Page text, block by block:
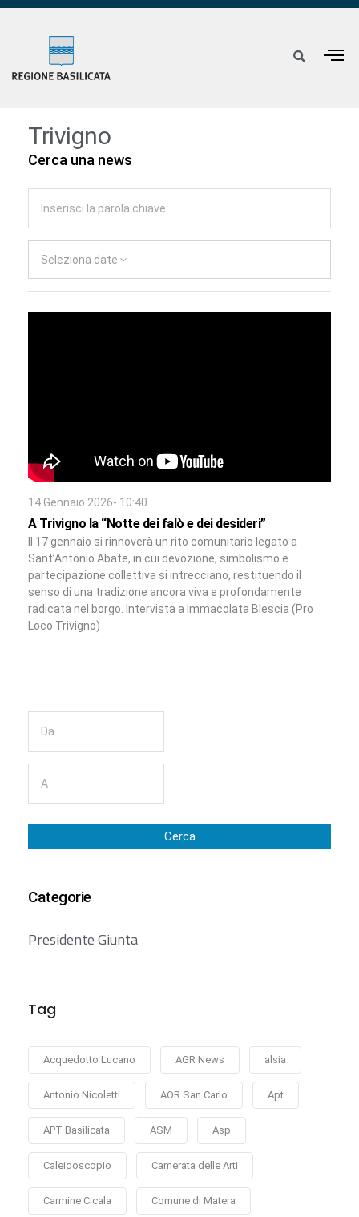
Trivigno
Cerca una news
Seleziona date
14 Gennaio 2026- 10:40
A Trivigno la “Notte dei falò e dei desideri”
Il 17 gennaio si rinnoverà un rito comunitario legato a
Sant’Antonio Abate, in cui devozione, simbolismo e
partecipazione collettiva si intrecciano, restituendo il
senso di una tradizione ancora viva e profondamente
radicata nel borgo. Intervista a Immacolata Blescia (Pro
Loco Trivigno)
Cerca
Categorie
Presidente Giunta
Tag
Acquedotto Lucano AGR News alsia
Antonio Nicoletti AOR San Carlo Apt
APT Basilicata ASM Asp
Caleidoscopio Camerata delle Arti
Carmine Cicala Comune di Matera